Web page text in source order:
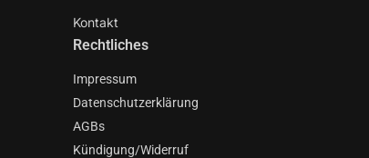
Kontakt
Rechtliches
Impressum
Datenschutzerklärung
AGBs
Kündigung/Widerruf